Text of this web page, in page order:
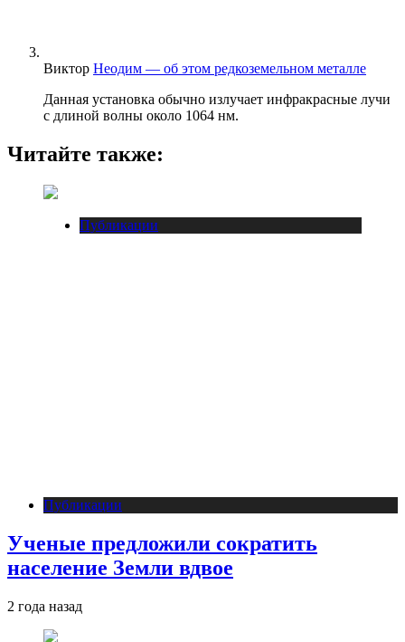
Виктор Неодим — об этом редкоземельном металле
Данная установка обычно излучает инфракрасные лучи
с длиной волны около 1064 нм.
Читайте также:
Публикации
Публикации
Ученые предложили сократить
население Земли вдвое
2 года назад